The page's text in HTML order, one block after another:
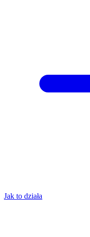
Jak to działa